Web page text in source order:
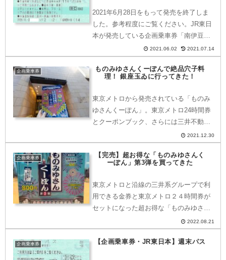
2021年6月28日をもって発売を終了しま
した。参考程度にご覧ください。JR東日
本が発売している企画乗車券「南伊豆フ
リー乗車券」をご紹介します。南伊豆フ
リー乗車券とはJR東日本が発売する「南
伊豆フリー乗車券」は、発駅エリアから
伊東までと、伊...
2021.06.02 2021.07.14
企画乗車券
ものみゆさんくーぽんで絶品穴子料
理！ 銀座玉ゐに行ってきた！
東京メトロから発売されている「ものみ
ゆさんくーぽん」。東京メトロ24時間券
とクーポンブック、さらには三井不動産
系列指定商業施設で利用できる1,000円
の金券がついて800円とお得なクーポ
ン。この「ものみゆさんくーぽん」を利
用して「銀座 玉ゐ...
2021.12.30
企画乗車券
【完売】超お得な「ものみゆさんく
ーぽん」第3弾を買ってきた
東京メトロと沿線の三井系グループで利
用できる金券と東京メトロ２４時間券が
セットになった超お得な「ものみゆさん
くーぽん」第3弾を購入してきましたの
でご紹介します。「ものみゆさんくーぽ
ん」第3弾は、発売後好評のため追加増
2022.08.21
企画乗車券 【企画乗車券・JR東日本】週末パス